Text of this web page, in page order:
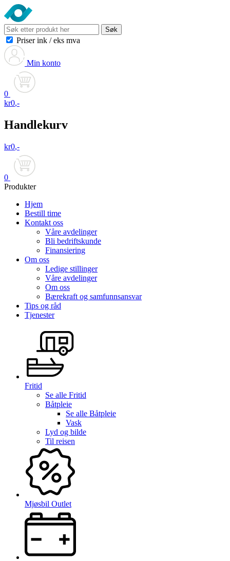
Søk
Priser ink / eks mva
Min konto
0
kr0,-
Handlekurv
kr0,-
0
Produkter
Hjem
Bestill time
Kontakt oss
Våre avdelinger
Bli bedriftskunde
Finansiering
Om oss
Ledige stillinger
Våre avdelinger
Om oss
Bærekraft og samfunnsansvar
Tips og råd
Tjenester
Fritid
Se alle Fritid
Båtpleie
Se alle Båtpleie
Vask
Lyd og bilde
Til reisen
Mjøsbil Outlet